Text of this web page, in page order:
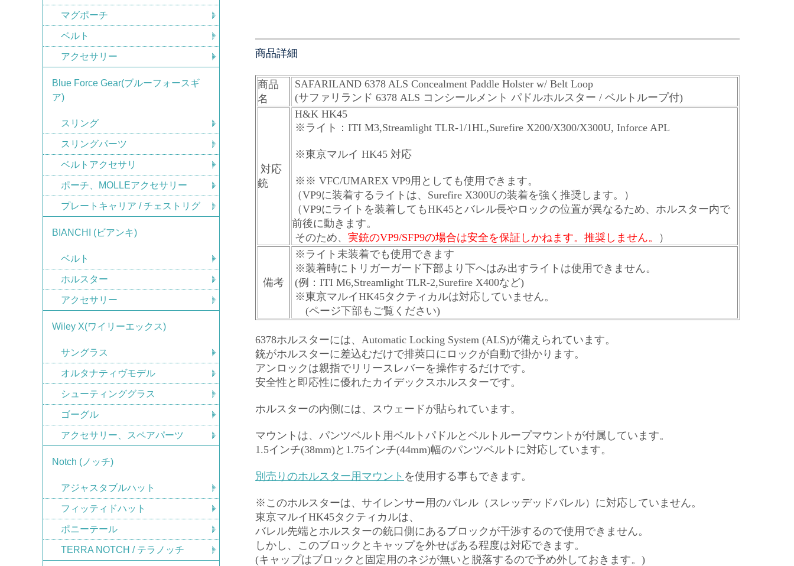
商品詳細
商品
名
SAFARILAND 6378 ALS Concealment Paddle Holster w/ Belt Loop
(サファリランド 6378 ALS コンシールメント パドルホルスター / ベルトループ付)
対応
銃
H&K HK45
※ライト：ITI M3,Streamlight TLR-1/1HL,Surefire X200/X300/X300U, Inforce APL
※東京マルイ HK45 対応
※※ VFC/UMAREX VP9用としても使用できます。
（VP9に装着するライトは、Surefire X300Uの装着を強く推奨します。）
（VP9にライトを装着してもHK45とバレル長やロックの位置が異なるため、ホルスター内で
前後に動きます。
そのため、 実銃のVP9/SFP9の場合は安全を保証しかねます。推奨しません。 ）
備考
※ライト未装着でも使用できます
※装着時にトリガーガード下部より下へはみ出すライトは使用できません。
(例：ITI M6,Streamlight TLR-2,Surefire X400など)
※東京マルイHK45タクティカルは対応していません。
(ページ下部もご覧ください)
6378ホルスターには、Automatic Locking System (ALS)が備えられています。
銃がホルスターに差込むだけで排莢口にロックが自動で掛かります。
アンロックは親指でリリースレバーを操作するだけです。
安全性と即応性に優れたカイデックスホルスターです。
ホルスターの内側には、スウェードが貼られています。
マウントは、パンツベルト用ベルトパドルとベルトループマウントが付属しています。
1.5インチ(38mm)と1.75インチ(44mm)幅のパンツベルトに対応しています。
別売りのホルスター用マウント を使用する事もできます。
※このホルスターは、サイレンサー用のバレル（スレッデッドバレル）に対応していません。
東京マルイHK45タクティカルは、
バレル先端とホルスターの銃口側にあるブロックが干渉するので使用できません。
しかし、このブロックとキャップを外せばある程度は対応できます。
(キャップはブロックと固定用のネジが無いと脱落するので予め外しておきます。)
マグポーチ
ベルト
アクセサリー
Blue Force Gear(ブルーフォースギ
ア)
スリング
スリングパーツ
ベルトアクセサリ
ポーチ、MOLLEアクセサリー
プレートキャリア / チェストリグ
BIANCHI (ビアンキ)
ベルト
ホルスター
アクセサリー
Wiley X(ワイリーエックス)
サングラス
オルタナティヴモデル
シューティンググラス
ゴーグル
アクセサリー、スペアパーツ
Notch (ノッチ)
アジャスタブルハット
フィッティドハット
ポニーテール
TERRA NOTCH / テラノッチ